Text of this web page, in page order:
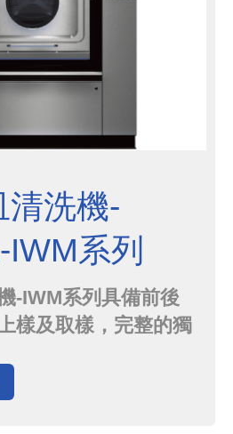
清洗機-
系列
-IWM系列具備前後
樣及取樣，完整的獨
punching 技術及特
大幅度減少清洗過程